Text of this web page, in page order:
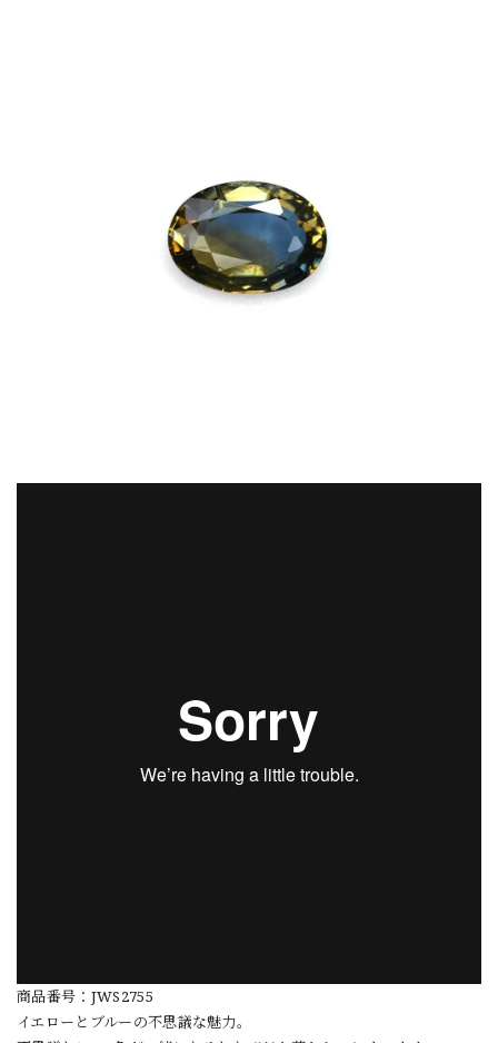
商品番号：JWS2755
イエローとブルーの不思議な魅力。